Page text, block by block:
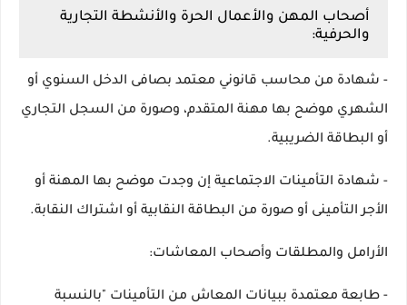
أصحاب المهن والأعمال الحرة والأنشطة التجارية
والحرفية:
- شهادة من محاسب قانوني معتمد بصافى الدخل السنوي أو
الشهري موضح بها مهنة المتقدم، وصورة من السجل التجاري
أو البطاقة الضريبية.
- شهادة التأمينات الاجتماعية إن وجدت موضح بها المهنة أو
الأجر التأمينى أو صورة من البطاقة النقابية أو اشتراك النقابة.
الأرامل والمطلقات وأصحاب المعاشات:
- طابعة معتمدة ببيانات المعاش من التأمينات "بالنسبة